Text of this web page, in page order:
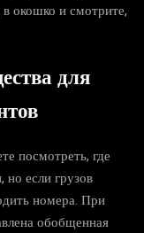
окошко и смотрите,
для
посмотреть, где
если грузов
номера. При
обобщенная